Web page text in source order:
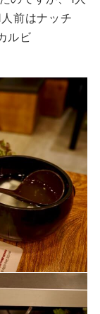
前はナッチ
ルビ